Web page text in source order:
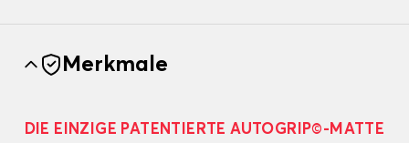
Merkmale
DIE EINZIGE PATENTIERTE AUTOGRIP©-MATTE